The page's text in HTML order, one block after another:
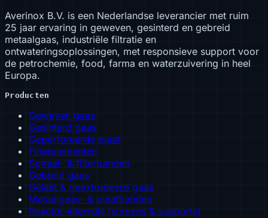
Averinox B.V. is een Nederlandse leverancier met ruim
25 jaar ervaring in geweven, gesinterd en gebreid
metaalgaas, industriële filtratie en
ontwateringsoplossingen, met responsieve support voor
de petrochemie, food, farma en waterzuivering in heel
Europa.
Producten
Geweven gaas
Gesinterd gaas
Geperforeerde plaat
Filterelementen
Spiraal- & filterbanden
Gebreid gaas
Gelast & geëxtrudeerd gaas
Metaalgaas- & plaatbanden
Reactor-internals (screens & supports)